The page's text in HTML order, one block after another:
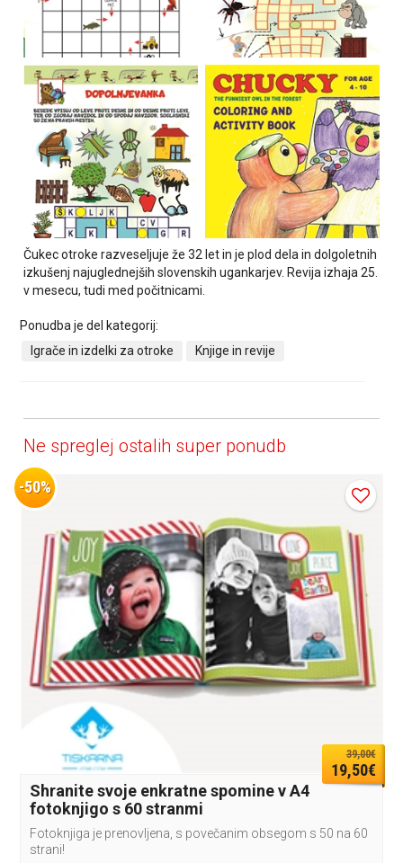
Čukec otroke razveseljuje že 32 let in je plod dela in dolgoletnih
izkušenj najuglednejših slovenskih ugankarjev. Revija izhaja 25.
v mesecu, tudi med počitnicami.
Ponudba je del kategorij:
Igrače in izdelki za otroke
Knjige in revije
Ne spreglej ostalih super ponudb
-50%
39,00€
19,50€
Shranite svoje enkratne spomine v A4
fotoknjigo s 60 stranmi
Fotoknjiga je prenovljena, s povečanim obsegom s 50 na 60
strani!